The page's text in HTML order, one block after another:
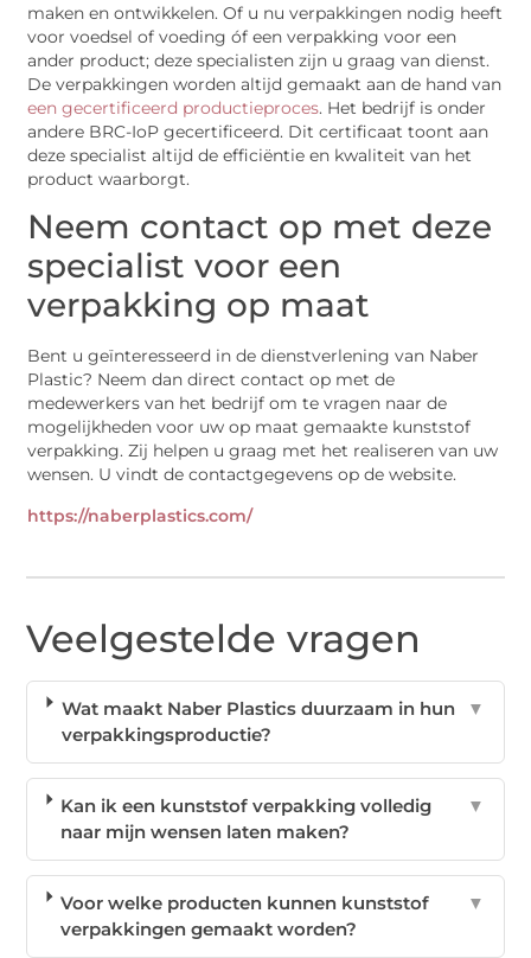
maken en ontwikkelen. Of u nu verpakkingen nodig heeft
voor voedsel of voeding óf een verpakking voor een
ander product; deze specialisten zijn u graag van dienst.
De verpakkingen worden altijd gemaakt aan de hand van
een gecertificeerd productieproces. Het bedrijf is onder
andere BRC-IoP gecertificeerd. Dit certificaat toont aan
deze specialist altijd de efficiëntie en kwaliteit van het
product waarborgt.
Neem contact op met deze
specialist voor een
verpakking op maat
Bent u geïnteresseerd in de dienstverlening van Naber
Plastic? Neem dan direct contact op met de
medewerkers van het bedrijf om te vragen naar de
mogelijkheden voor uw op maat gemaakte kunststof
verpakking. Zij helpen u graag met het realiseren van uw
wensen. U vindt de contactgegevens op de website.
https://naberplastics.com/
Veelgestelde vragen
Wat maakt Naber Plastics duurzaam in hun
verpakkingsproductie?
▼
Kan ik een kunststof verpakking volledig
naar mijn wensen laten maken?
▼
Voor welke producten kunnen kunststof
verpakkingen gemaakt worden?
▼